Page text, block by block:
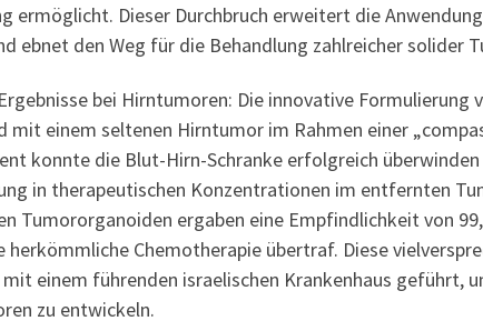
ermöglicht. Dieser Durchbruch erweitert die
ebnet den Weg für die Behandlung zahlreicher solider
bei Hirntumoren: Die innovative Formulierung
mit einem seltenen Hirntumor im Rahmen einer
konnte die Blut-Hirn-Schranke erfolgreich
in therapeutischen Konzentrationen im entfernten
Tumororganoiden ergaben eine Empfindlichkeit von
Chemotherapie übertraf. Diese
einem führenden israelischen Krankenhaus geführt,
zu entwickeln.